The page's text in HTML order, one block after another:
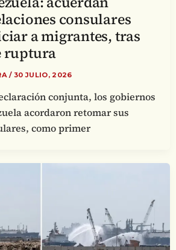
consulares
a migrantes, tras
ruptura
/ 30 JULIO, 2026
conjunta, los gobiernos
acordaron retomar sus
como primer